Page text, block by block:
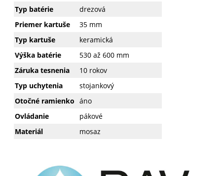
Typ batérie
drezová
Priemer kartuše
35 mm
Typ kartuše
keramická
Výška batérie
530 až 600 mm
Záruka tesnenia
10 rokov
Typ uchytenia
stojankový
Otočné ramienko áno
Ovládanie
pákové
Materiál
mosaz